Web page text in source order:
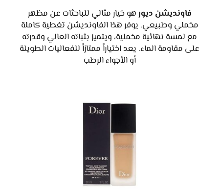
فاونديشن ديورهو خيار مثالي للباحثات عن مظهر
مخملي وطبيعي. يوفر هذا الفاونديشن تغطية كاملة
مع لمسة نهائية مخملية، ويتميز بثباته العالي وقدرته
على مقاومة الماء. يعد اختياراً ممتازاً للفعاليات الطويلة
أو الأجواء الرطب